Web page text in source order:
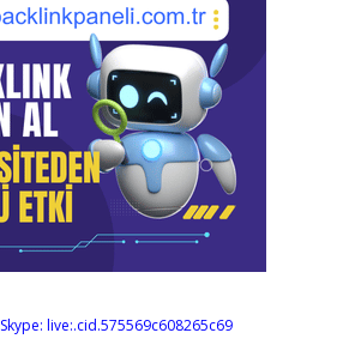
Skype: live:.cid.575569c608265c69